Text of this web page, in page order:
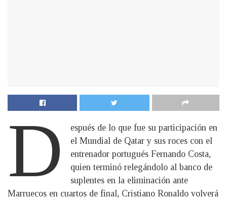
D
espués de lo que fue su participación en
el Mundial de Qatar y sus roces con el
entrenador portugués Fernando Costa,
quien terminó relegándolo al banco de
suplentes en la eliminación ante
Marruecos en cuartos de final, Cristiano Ronaldo volverá